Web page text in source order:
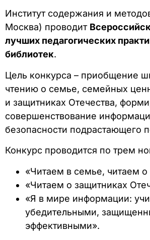
Институт содержания и
Москва) проводит
лучших педагогических
библиотек.
Цель конкурса – приобщение
чтению о семье, семейных
и защитниках Отечества,
совершенствование
безопасности подрастающего
Конкурс проводится по трем
«Читаем в семье, читаем о
«Читаем о защитниках
«Я в мире информации:
убедительными,
эффективными».